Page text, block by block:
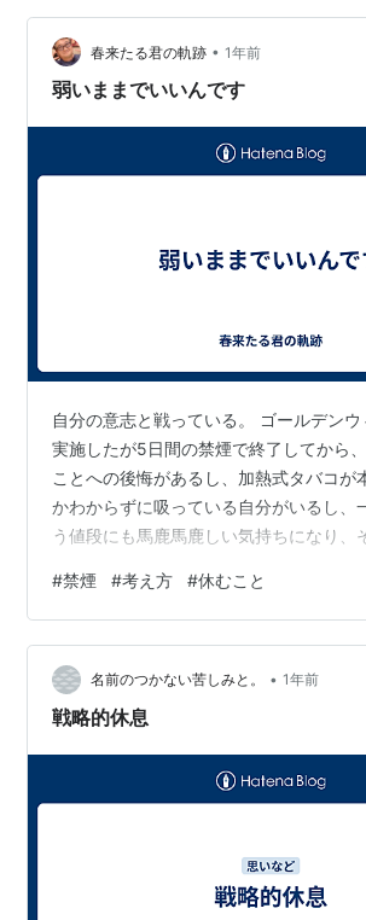
に言ってもらうのが、ほんとにありがた
ます。 逆にそう言ってもらえない環境と
てくれる人がいないのは、とても辛いこ
春来たる君の軌跡 • 1年前
弱いままでいいんです
自分の意志と戦っている。 ゴールデン
実施したが5日間の禁煙で終了してから
ことへの後悔があるし、加熱式タバコが
かわからずに吸っている自分がいるし、
う値段にも馬鹿馬鹿しい気持ちになり、
12日の18時に禁煙を再スタートして丸2
夜である。 今週の水曜日の朝、凄い倦
型事業所に出戻りしてから初めて受診日
いう形で休みをもらった。 仕事していれ
が頭の中に起こるのだがここ最近は自分
#禁煙 #考え方 #休むこと
名前のつかない苦しみと。 • 1年前
戦略的休息